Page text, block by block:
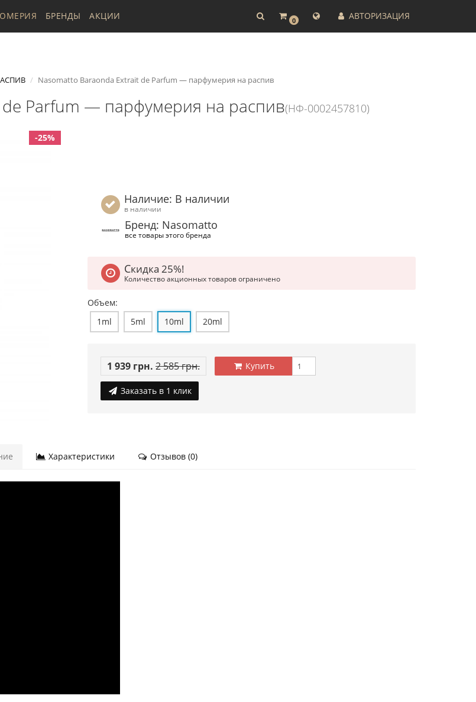
0 АВТОРИЗАЦИЯ
БРЕНДЫ АКЦИИ
Nasomatto Baraonda Extrait de Parfum — парфумерия на распив
Parfum — парфумерия на распив(НФ-0002457810)
-25%
Наличие: В наличии
в наличии
Бренд: Nasomatto
все товары этого бренда
Скидка 25%!
Количество акционных товаров ограничено
Объем:
1ml
5ml 10ml 20ml
1 939 грн. 2 585 грн. Купить
Заказать в 1 клик
Характеристики Отзывов (0)